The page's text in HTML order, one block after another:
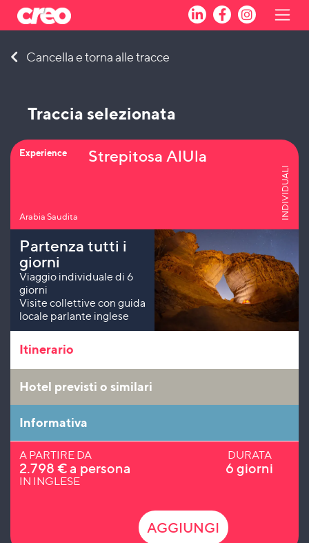
Cancella e torna alle tracce
Traccia selezionata
Experience
Arabia Saudita
Strepitosa AlUla
INDIVIDUALI
Partenza tutti i
giorni
Viaggio individuale di 6
giorni
Visite collettive con guida
locale parlante inglese
Itinerario
Hotel previsti o similari
Informativa
A PARTIRE DA
2.798 €a persona
IN INGLESE
DURATA
6 giorni
AGGIUNGI